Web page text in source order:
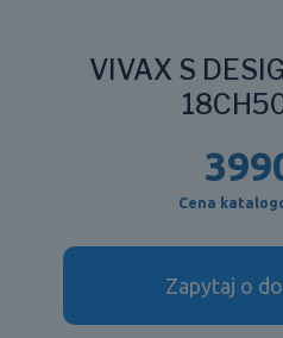
VIVAX S
Cena
Zapytaj o